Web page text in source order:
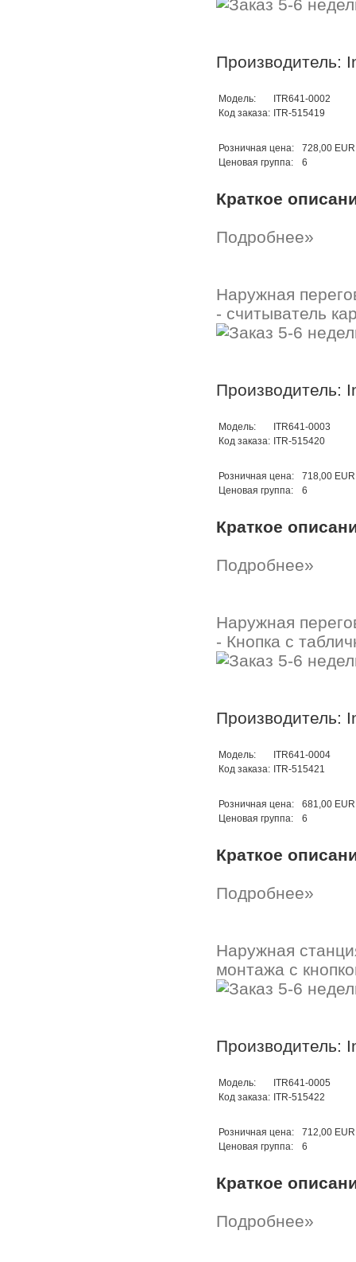
Производитель:
Модель:
ITR641-0002
Код заказа: ITR-515419
Розничная цена:
728,00 EUR
Ценовая группа:
6
Краткое
Подробнее»
Наружная
- считыватель
Производитель:
Модель:
ITR641-0003
Код заказа: ITR-515420
Розничная цена:
718,00 EUR
Ценовая группа:
6
Краткое
Подробнее»
Наружная
- Кнопка с
Производитель:
Модель:
ITR641-0004
Код заказа: ITR-515421
Розничная цена:
681,00 EUR
Ценовая группа:
6
Краткое
Подробнее»
Наружная
монтажа с
Производитель:
Модель:
ITR641-0005
Код заказа: ITR-515422
Розничная цена:
712,00 EUR
Ценовая группа:
6
Краткое
Подробнее»